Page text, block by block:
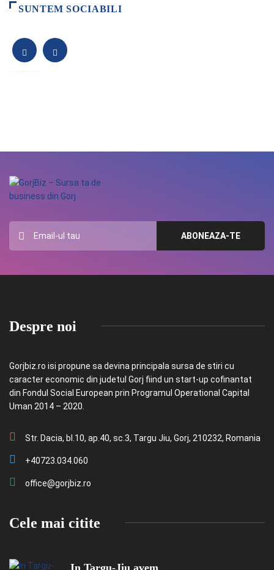
SUNTEM SOCIABILI
Despre noi
Gorjbiz.ro isi propune sa devina principala sursa de stiri cu
caracter economic din judetul Gorj fiind un start-up cofinantat
din Fondul Social European prin Programul Operational Capital
Uman 2014 – 2020.
Str. Dacia, bl.10, ap.40, sc.3, Targu Jiu, Gorj, 210232, Romania
+40723.034.060
office@gorjbiz.ro
Cele mai citite
In Targu-Jiu avem